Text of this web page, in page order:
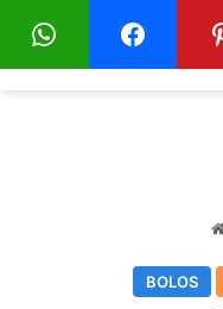
Menu
BOLOS